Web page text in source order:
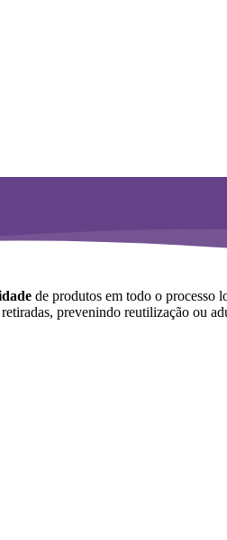
de produtos em todo o processo
prevenindo reutilização ou